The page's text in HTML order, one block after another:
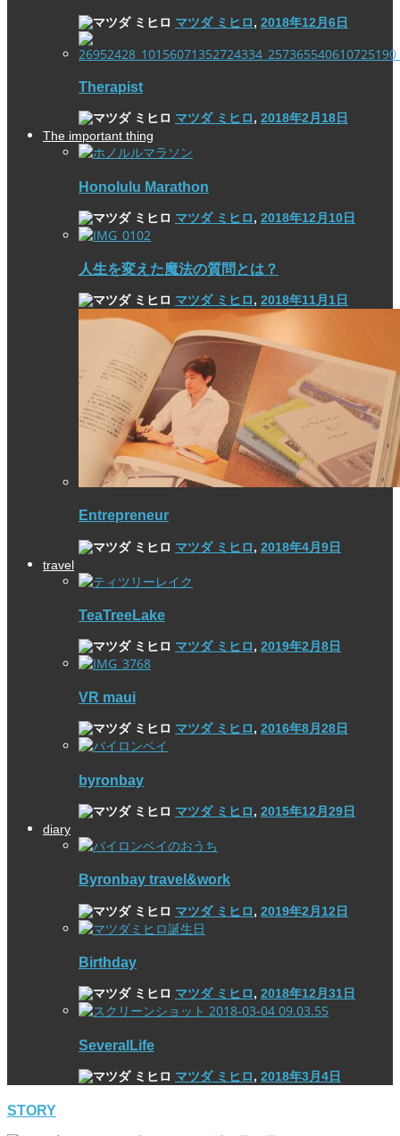
マツダ ミヒロ, 2018年12月6日
Therapist
マツダ ミヒロ, 2018年2月18日
The important thing
Honolulu Marathon
マツダ ミヒロ, 2018年12月10日
人生を変えた魔法の質問とは？
マツダ ミヒロ, 2018年11月1日
Entrepreneur
マツダ ミヒロ, 2018年4月9日
travel
TeaTreeLake
マツダ ミヒロ, 2019年2月8日
VR maui
マツダ ミヒロ, 2016年8月28日
byronbay
マツダ ミヒロ, 2015年12月29日
diary
Byronbay travel&work
マツダ ミヒロ, 2019年2月12日
Birthday
マツダ ミヒロ, 2018年12月31日
SeveralLife
マツダ ミヒロ, 2018年3月4日
STORY